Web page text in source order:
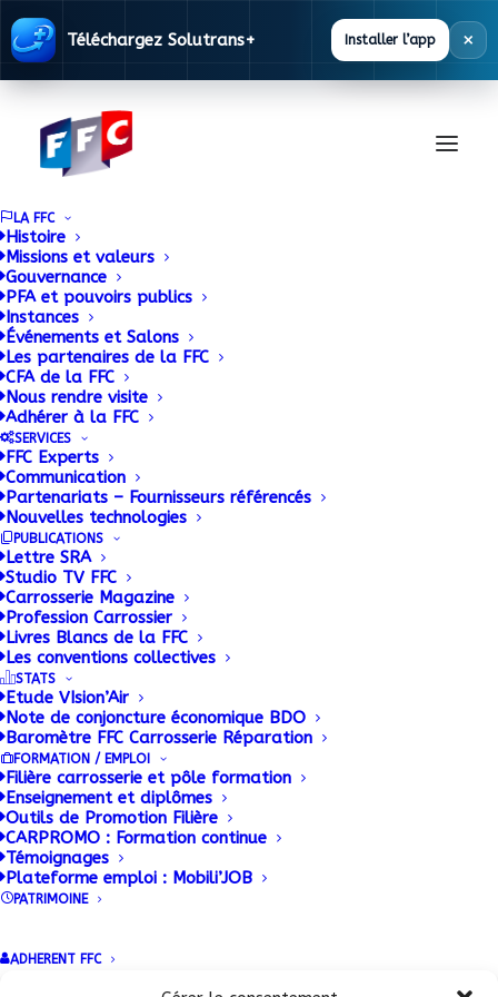
Téléchargez Solutrans+ Installer l’app ×
LA FFC
Histoire
Missions et valeurs
Gouvernance
PFA et pouvoirs publics
Instances
Événements et Salons
Les partenaires de la FFC
CFA de la FFC
Nous rendre visite
Adhérer à la FFC
SERVICES
FFC Experts
Communication
Partenariats – Fournisseurs référencés
Nouvelles technologies
PUBLICATIONS
Lettre SRA
Studio TV FFC
Carrosserie Magazine
Profession Carrossier
Livres Blancs de la FFC
Les conventions collectives
STATS
Etude VIsion’Air
Note de conjoncture économique BDO
Baromètre FFC Carrosserie Réparation
FORMATION / EMPLOI
Filière carrosserie et pôle formation
Enseignement et diplômes
Outils de Promotion Filière
CARPROMO : Formation continue
Témoignages
Plateforme emploi : Mobili’JOB
PATRIMOINE
ADHERENT FFC
36 000 visiteurs venus
entrevoir les solutions
de demain
26 NOVEMBRE 2015
SOLUTRANS, le salon international des solutions de
transport routier et urbain, vient de fermer ses
portes sur une note rassurante et satifaisante.
Cette 13e édition a enregistré près de 36 000
visiteurs professionnels venus découvrir des
véhicules et des équipements à la pointe des
technologies et entretenir des contacts directs
toujours primordiaux.
Conditions Générales de Vente (CGV)
Politique de confidentialité